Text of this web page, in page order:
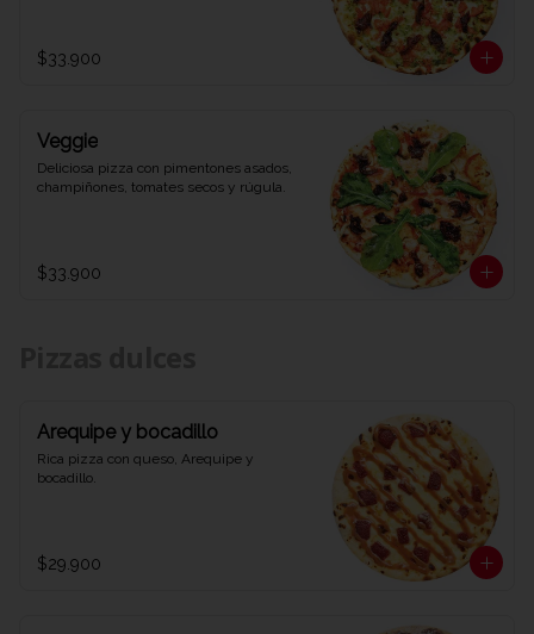
$33.900
Veggie
Deliciosa pizza con pimentones asados,
champiñones, tomates secos y rúgula.
$33.900
Arequipe y bocadillo
Rica pizza con queso, Arequipe y
bocadillo.
$29.900